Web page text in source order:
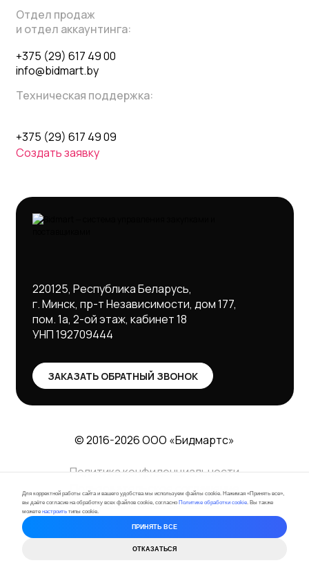
Отдел продаж
и отдел аккаунтинга:
+375 (29) 617 49 00
info@bidmart.by
Техническая поддержка:
+375 (29) 617 49 09
Создать заявку
220125, Республика Беларусь,
г. Минск, пр-т Независимости, дом 177,
пом. 1а, 2-ой этаж, кабинет 18
УНП 192709444
ЗАКАЗАТЬОБРАТНЫЙ ЗВОНОК
© 2016-2026ООО «Бидмартс»
Политика конфиденциальности
Пользовательское соглашение
Правила использования
Для корректной работы сайта и вашего удобства мы используем файлы cookie. Нажимая «Принять все»,
вы даёте согласие на обработку всех файлов cookie, согласно Политике обработки cookie. Вы также
можете настроить типы cookie.
ПРИНЯТЬ ВСЕ
ОТКАЗАТЬСЯ